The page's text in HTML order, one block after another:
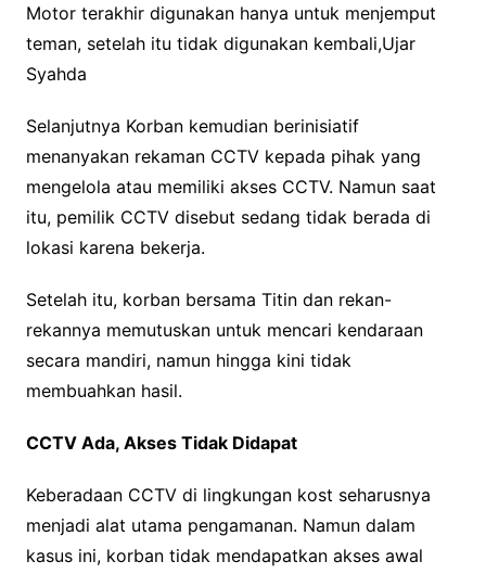
Motor terakhir digunakan hanya untuk menjemput
teman, setelah itu tidak digunakan kembali,Ujar
Syahda
Selanjutnya Korban kemudian berinisiatif
menanyakan rekaman CCTV kepada pihak yang
mengelola atau memiliki akses CCTV. Namun saat
itu, pemilik CCTV disebut sedang tidak berada di
lokasi karena bekerja.
Setelah itu, korban bersama Titin dan rekan-
rekannya memutuskan untuk mencari kendaraan
secara mandiri, namun hingga kini tidak
membuahkan hasil.
CCTV Ada, Akses Tidak Didapat
Keberadaan CCTV di lingkungan kost seharusnya
menjadi alat utama pengamanan. Namun dalam
kasus ini, korban tidak mendapatkan akses awal